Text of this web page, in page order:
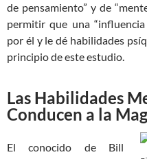
de pensamiento” y de
permitir que una
por él y le dé habilidades
principio de este estudio.
Las Habilidades
Conducen a la
El conocido de Bill